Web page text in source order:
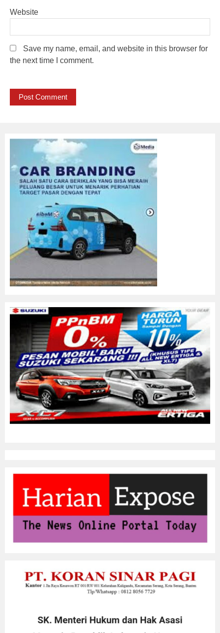
Website
Save my name, email, and website in this browser for
the next time I comment.